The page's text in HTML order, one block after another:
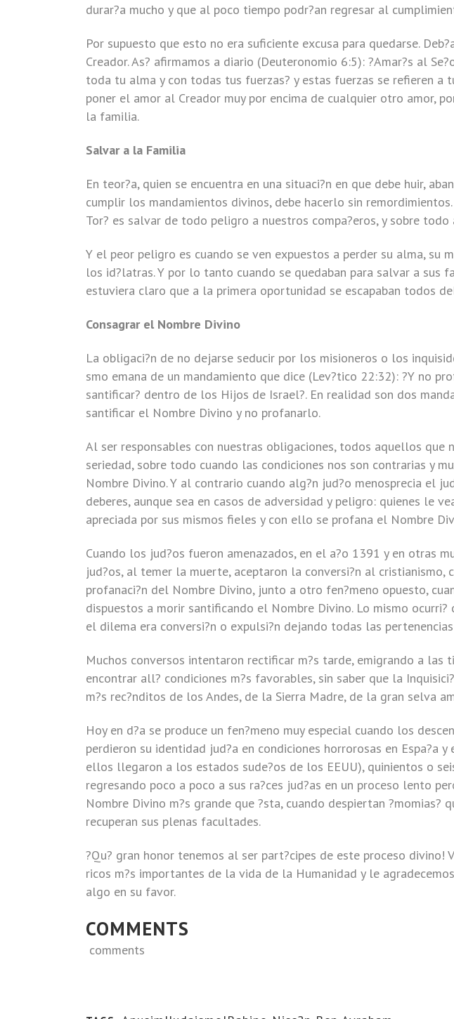
durar?a mucho y que al poco tiempo podr?an regresar al
Por supuesto que esto no era suficiente excusa para quedarse.
Creador. As? afirmamos a diario (Deuteronomio 6:5): ?Amar?s al
toda tu alma y con todas tus fuerzas? y estas fuerzas se refieren a
poner el amor al Creador muy por encima de cualquier otro amor,
la familia.
Salvar a la Familia
En teor?a, quien se encuentra en una situaci?n en que debe huir,
cumplir los mandamientos divinos, debe hacerlo sin
Tor? es salvar de todo peligro a nuestros compa?eros, y sobre
Y el peor peligro es cuando se ven expuestos a perder su alma, su
los id?latras. Y por lo tanto cuando se quedaban para salvar a sus
estuviera claro que a la primera oportunidad se escapaban todos
Consagrar el Nombre Divino
La obligaci?n de no dejarse seducir por los misioneros o los
smo emana de un mandamiento que dice (Lev?tico 22:32): ?Y no
santificar? dentro de los Hijos de Israel?. En realidad son dos
santificar el Nombre Divino y no profanarlo.
Al ser responsables con nuestras obligaciones, todos aquellos que
seriedad, sobre todo cuando las condiciones nos son contrarias y
Nombre Divino. Y al contrario cuando alg?n jud?o menosprecia el
deberes, aunque sea en casos de adversidad y peligro: quienes le
apreciada por sus mismos fieles y con ello se profana el Nombre
Cuando los jud?os fueron amenazados, en el a?o 1391 y en otras
jud?os, al temer la muerte, aceptaron la conversi?n al
profanaci?n del Nombre Divino, junto a otro fen?meno opuesto,
dispuestos a morir santificando el Nombre Divino. Lo mismo ocurri?
el dilema era conversi?n o expulsi?n dejando todas las pertenencias
Muchos conversos intentaron rectificar m?s tarde, emigrando a las
encontrar all? condiciones m?s favorables, sin saber que la
m?s rec?nditos de los Andes, de la Sierra Madre, de la gran selva
Hoy en d?a se produce un fen?meno muy especial cuando los
perdieron su identidad jud?a en condiciones horrorosas en Espa?a
ellos llegaron a los estados sude?os de los EEUU), quinientos o
regresando poco a poco a sus ra?ces jud?as en un proceso lento
Nombre Divino m?s grande que ?sta, cuando despiertan
recuperan sus plenas facultades.
?Qu? gran honor tenemos al ser part?cipes de este proceso divino!
ricos m?s importantes de la vida de la Humanidad y le
algo en su favor.
COMMENTS
comments